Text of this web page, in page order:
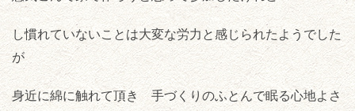
し慣れていないことは大変な労力と感じられたようでした
が
身近に綿に触れて頂き 手づくりのふとんで眠る心地よさ